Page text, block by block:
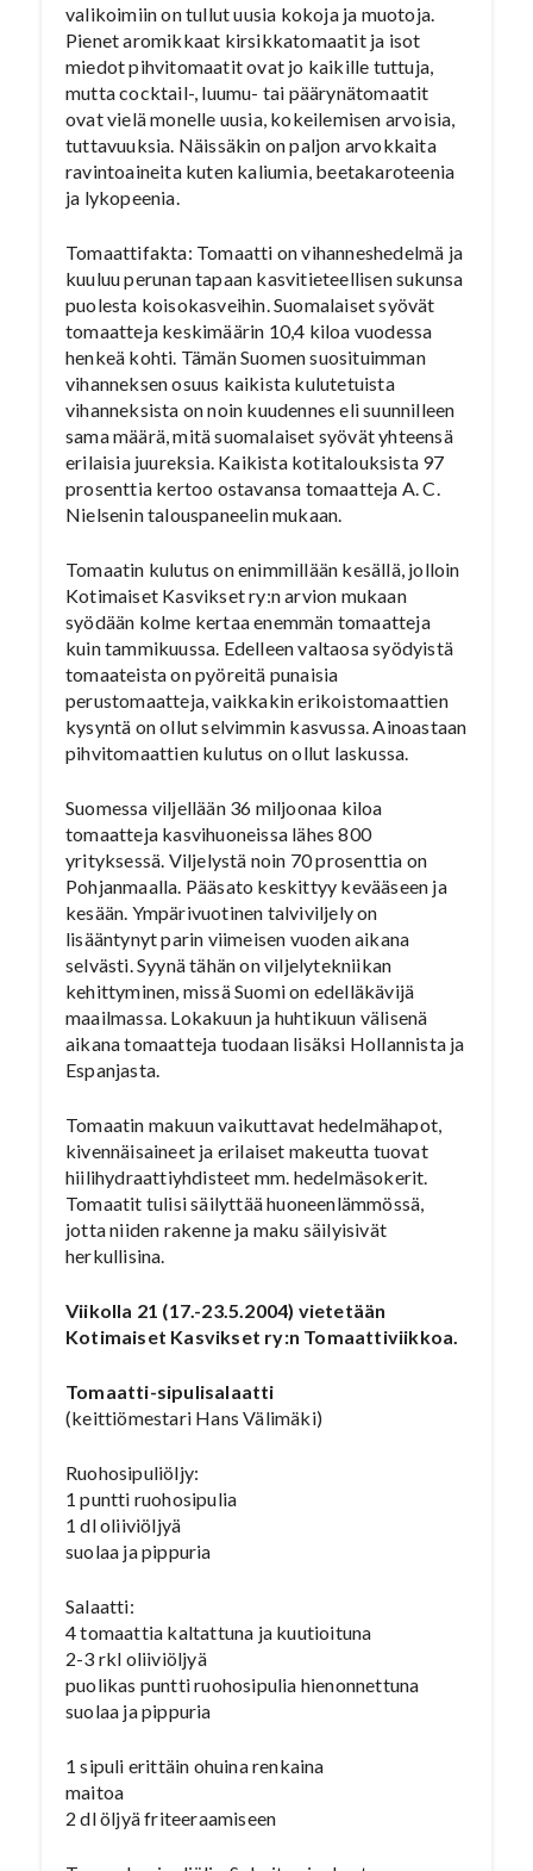
valikoimiin on tullut uusia kokoja ja muotoja.
Pienet aromikkaat kirsikkatomaatit ja isot
miedot pihvitomaatit ovat jo kaikille tuttuja,
mutta cocktail-, luumu- tai päärynätomaatit
ovat vielä monelle uusia, kokeilemisen arvoisia,
tuttavuuksia. Näissäkin on paljon arvokkaita
ravintoaineita kuten kaliumia, beetakaroteenia
ja lykopeenia.
Tomaattifakta: Tomaatti on vihanneshedelmä ja
kuuluu perunan tapaan kasvitieteellisen sukunsa
puolesta koisokasveihin. Suomalaiset syövät
tomaatteja keskimäärin 10,4 kiloa vuodessa
henkeä kohti. Tämän Suomen suosituimman
vihanneksen osuus kaikista kulutetuista
vihanneksista on noin kuudennes eli suunnilleen
sama määrä, mitä suomalaiset syövät yhteensä
erilaisia juureksia. Kaikista kotitalouksista 97
prosenttia kertoo ostavansa tomaatteja A. C.
Nielsenin talouspaneelin mukaan.
Tomaatin kulutus on enimmillään kesällä, jolloin
Kotimaiset Kasvikset ry:n arvion mukaan
syödään kolme kertaa enemmän tomaatteja
kuin tammikuussa. Edelleen valtaosa syödyistä
tomaateista on pyöreitä punaisia
perustomaatteja, vaikkakin erikoistomaattien
kysyntä on ollut selvimmin kasvussa. Ainoastaan
pihvitomaattien kulutus on ollut laskussa.
Suomessa viljellään 36 miljoonaa kiloa
tomaatteja kasvihuoneissa lähes 800
yrityksessä. Viljelystä noin 70 prosenttia on
Pohjanmaalla. Pääsato keskittyy kevääseen ja
kesään. Ympärivuotinen talviviljely on
lisääntynyt parin viimeisen vuoden aikana
selvästi. Syynä tähän on viljelytekniikan
kehittyminen, missä Suomi on edelläkävijä
maailmassa. Lokakuun ja huhtikuun välisenä
aikana tomaatteja tuodaan lisäksi Hollannista ja
Espanjasta.
Tomaatin makuun vaikuttavat hedelmähapot,
kivennäisaineet ja erilaiset makeutta tuovat
hiilihydraattiyhdisteet mm. hedelmäsokerit.
Tomaatit tulisi säilyttää huoneenlämmössä,
jotta niiden rakenne ja maku säilyisivät
herkullisina.
Viikolla 21 (17.-23.5.2004) vietetään
Kotimaiset Kasvikset ry:n Tomaattiviikkoa.
Tomaatti-sipulisalaatti
(keittiömestari Hans Välimäki)
Ruohosipuliöljy:
1 puntti ruohosipulia
1 dl oliiviöljyä
suolaa ja pippuria
Salaatti:
4 tomaattia kaltattuna ja kuutioituna
2-3 rkl oliiviöljyä
puolikas puntti ruohosipulia hienonnettuna
suolaa ja pippuria
1 sipuli erittäin ohuina renkaina
maitoa
2 dl öljyä friteeraamiseen